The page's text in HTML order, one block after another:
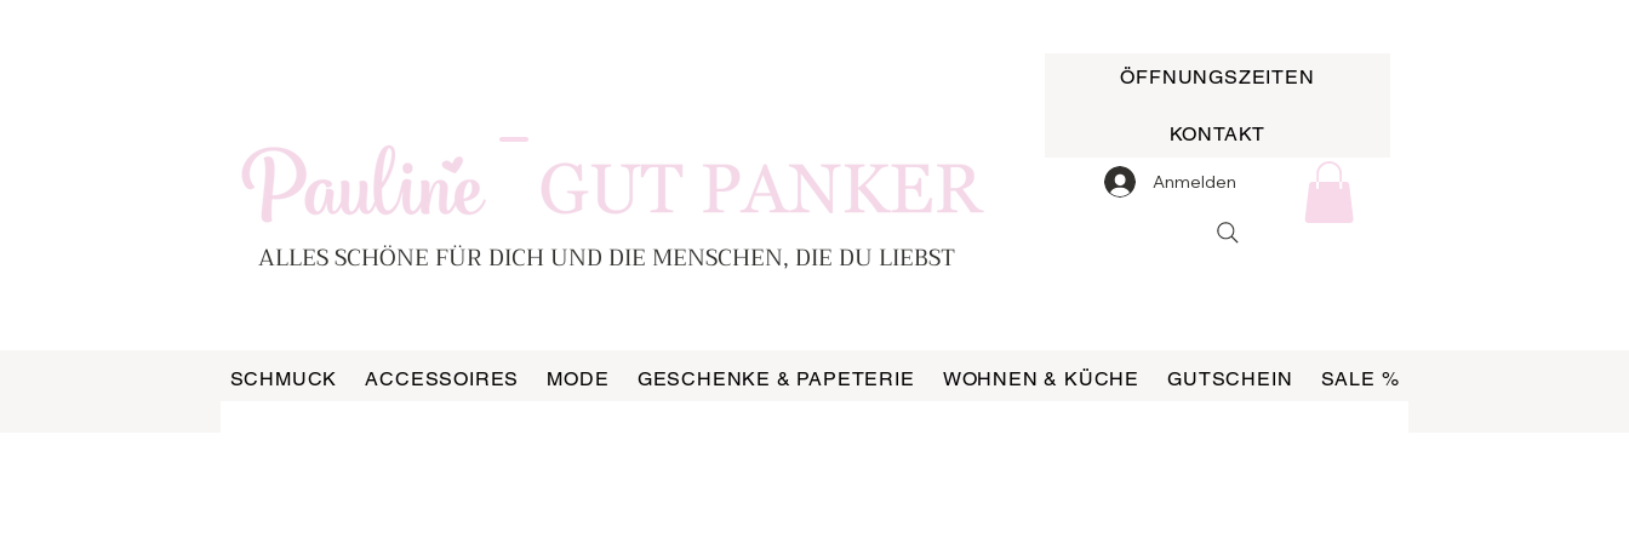
-
ALLES SCHÖNE FÜR DICH UND DIE MENSCHEN, DIE DU LIEBST
ÖFFNUNGSZEITEN
KONTAKT
Anmelden
SCHMUCK ACCESSOIRES MODE GESCHENKE & PAPETERIE WOHNEN & KÜCHE GUTSCHEIN SALE %